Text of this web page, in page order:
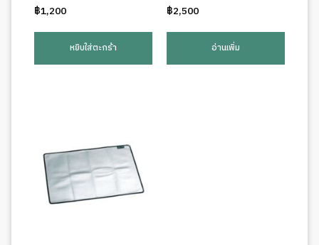
฿1,200
หยิบใส่ตะกร้า
฿2,500
อ่านเพิ่ม